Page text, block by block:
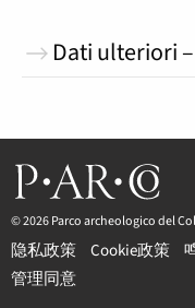
Dati ulteriori
© 2026 Parco archeologico del
隐私政策 Cookie政策
管理同意